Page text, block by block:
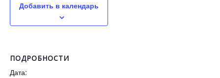
Добавить в календарь
ПОДРОБНОСТИ
Дата: